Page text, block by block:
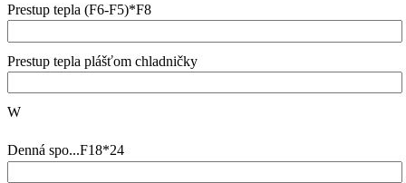
Prestup tepla (F6-F5)*F8
Prestup tepla plášťom chladničky
W
Denná spo...F18*24